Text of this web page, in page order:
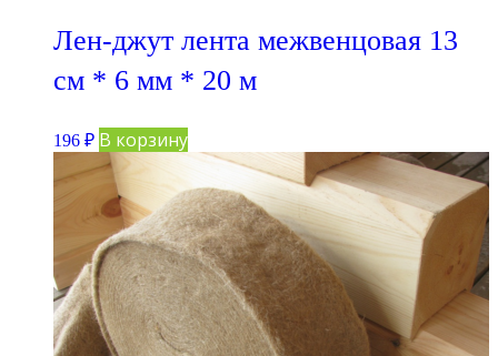
Лен-джут лента межвенцовая 13
см * 6 мм * 20 м
196 ₽ В корзину